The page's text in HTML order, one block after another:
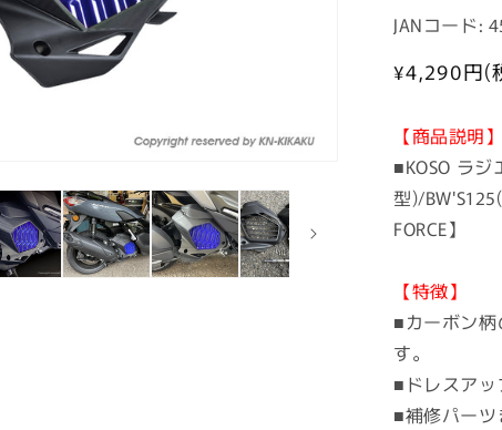
JANコード:
通
価
格
¥4,290円(
【商品説明】
■KOSO ラジ
型)/
FORCE】
【特徴】
■カーボン
す。
■ドレスアッ
■補修パー